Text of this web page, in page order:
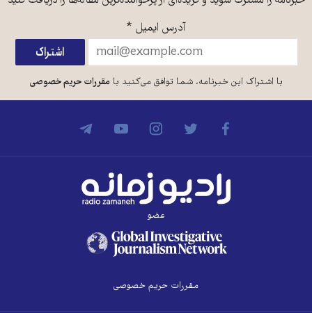
آدرس ایمیل *
با اشتراک این خبرنامه، شما توافق می‌کنید بامقررات حریم خصوصی
عضو
مقررات حریم خصوصی